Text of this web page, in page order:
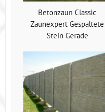
Betonzaun Classic
Zaunexpert Gespaltete
Stein Gerade